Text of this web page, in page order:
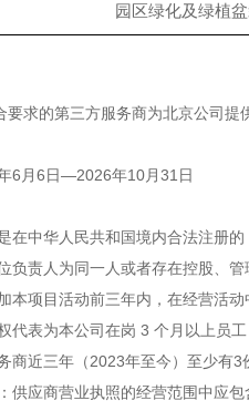
园区绿化及绿植
要求的第三方服务商为北京公司
6月6日—2026年10月31日
在中华人民共和国境内合法注册的
负责人为同一人或者存在控股、
本项目活动前三年内，在经营活动
代表为本公司在岗 3 个月以上员
商近三年（2023年至今）至少有3
供应商营业执照的经营范围中应